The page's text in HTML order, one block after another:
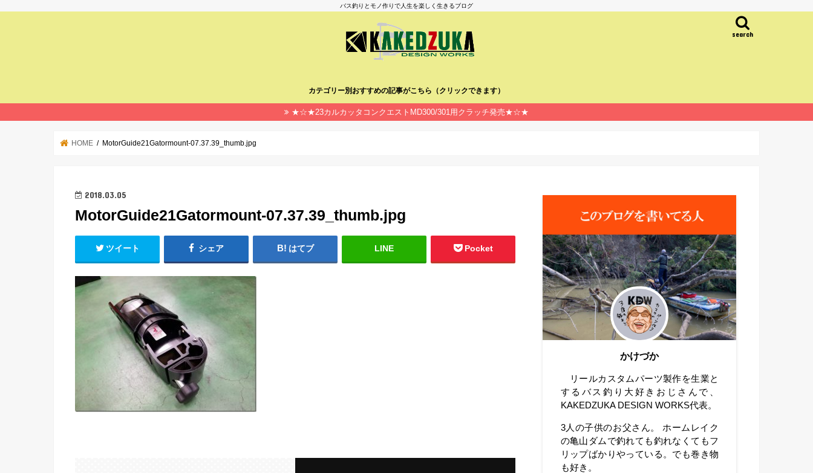
バス釣りとモノ作りで人生を楽しく生きるブログ
search
カテゴリー別おすすめの記事がこちら（クリックできます）
★☆★23カルカッタコンクエストMD300/301用クラッチ発売★☆★
HOME MotorGuide21Gatormount-07.37.39_thumb.jpg
2018.03.05
MotorGuide21Gatormount-07.37.39_thumb.jpg
ツイート シェア はてブ LINE Pocket
かけづか
リールカスタムパーツ製作を生業と
するバス釣り大好きおじさんで、
KAKEDZUKA DESIGN WORKS代表。
3人の子供のお父さん。 ホームレイク
の亀山ダムで釣れても釣れなくてもフ
リップばかりやっている。でも巻き物
も好き。